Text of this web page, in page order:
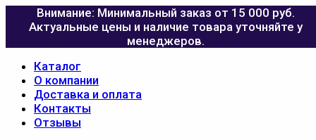
Внимание: Минимальный заказ от 15 000 руб.
Актуальные цены и наличие товара уточняйте у
менеджеров.
Каталог
О компании
Доставка и оплата
Контакты
Отзывы